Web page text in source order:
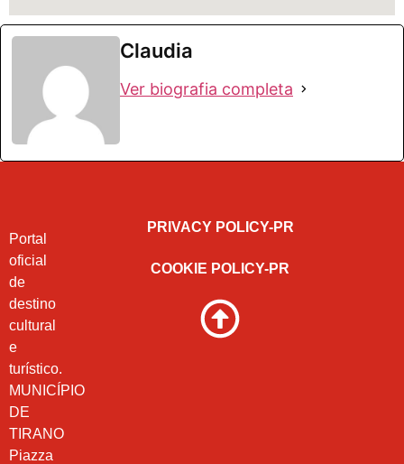
Claudia
Ver biografia completa
Portal
oficial
de
destino
cultural
e
turístico.
MUNICÍPIO
DE
TIRANO
Piazza
PRIVACY POLICY-PR
COOKIE POLICY-PR